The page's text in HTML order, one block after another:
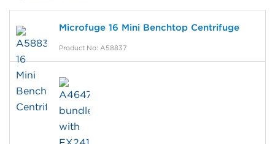
Microfuge 16 Mini Benchtop Centrifuge
Product No: A58837